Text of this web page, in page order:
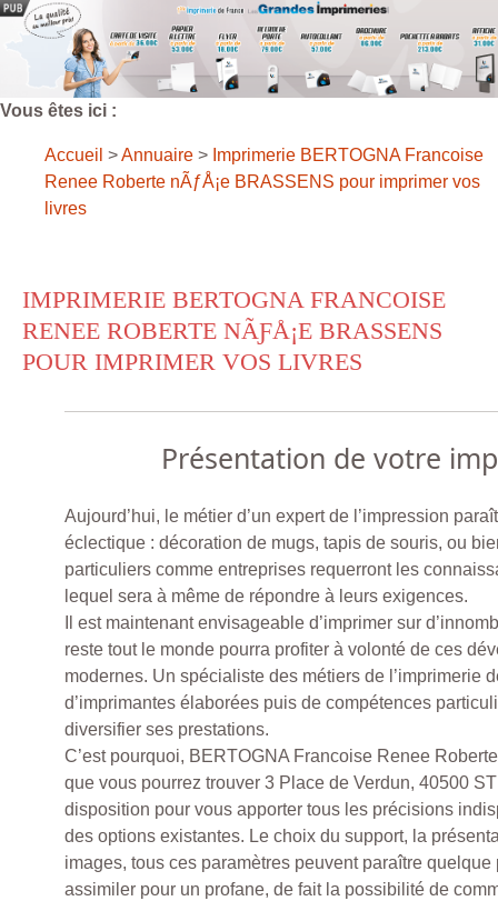
Vous êtes ici :
Accueil >Annuaire > Imprimerie BERTOGNA Francoise
Renee Roberte nÃƒÅ¡e BRASSENS pour imprimer vos
livres
IMPRIMERIE BERTOGNA FRANCOISE
RENEE ROBERTE NÃƑÅ¡E BRASSENS
POUR IMPRIMER VOS LIVRES
Présentation de votre
Aujourd’hui, le métier d’un expert de l’impression
éclectique : décoration de mugs, tapis de souris, ou
particuliers comme entreprises requerront les
lequel sera à même de répondre à leurs exigences.
Il est maintenant envisageable d’imprimer sur
reste tout le monde pourra profiter à volonté de ces
modernes. Un spécialiste des métiers de l’imprimerie
d’imprimantes élaborées puis de compétences
diversifier ses prestations.
C’est pourquoi, BERTOGNA Francoise Renee
que vous pourrez trouver 3 Place de Verdun, 40500
disposition pour vous apporter tous les précisions
des options existantes. Le choix du support, la
images, tous ces paramètres peuvent paraître quelque
assimiler pour un profane, de fait la possibilité de